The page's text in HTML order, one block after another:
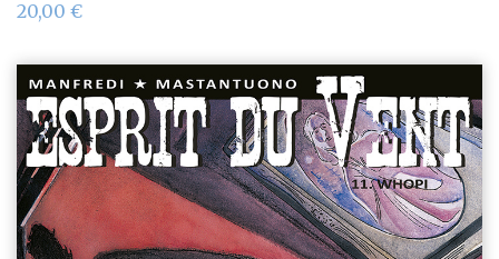
20,00 €